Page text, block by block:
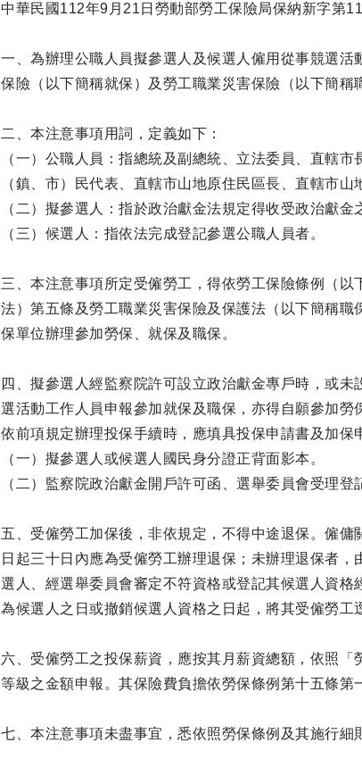
中華民國112年9月21日勞動部勞工保險局保納新字第
一、為辦理公職人員擬參選人及候選人僱用從事競選
保險（以下簡稱就保）及勞工職業災害保險（以下簡稱
二、本注意事項用詞，定義如下：
（一）公職人員：指總統及副總統、立法委員、直轄
（鎮、市）民代表、直轄市山地原住民區長、直轄市
（二）擬參選人：指於政治獻金法規定得收受政治獻
（三）候選人：指依法完成登記參選公職人員者。
三、本注意事項所定受僱勞工，得依勞工保險條例（
法）第五條及勞工職業災害保險及保護法（以下簡稱
保單位辦理參加勞保、就保及職保。
四、擬參選人經監察院許可設立政治獻金專戶時，或
選活動工作人員申報參加就保及職保，亦得自願參加勞
依前項規定辦理投保手續時，應填具投保申請書及加保
（一）擬參選人或候選人國民身分證正背面影本。
（二）監察院政治獻金開戶許可函、選舉委員會受理
五、受僱勞工加保後，非依規定，不得中途退保。僱
日起三十日內應為受僱勞工辦理退保；未辦理退保者
選人、經選舉委員會審定不符資格或登記其候選人資
為候選人之日或撤銷候選人資格之日起，將其受僱勞工
六、受僱勞工之投保薪資，應按其月薪資總額，依照
等級之金額申報。其保險費負擔依勞保條例第十五條第
七、本注意事項未盡事宜，悉依照勞保條例及其施行細